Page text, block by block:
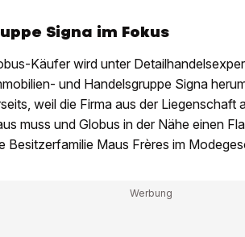
Signa im Fokus
Käufer wird unter
und Handelsgruppe Signa
weil die Firma aus der Liegenschaft
muss und Globus in der Nähe einen
Besitzerfamilie Maus Frères im